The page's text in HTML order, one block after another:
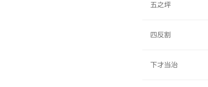
五之坪
四反割
下才当治